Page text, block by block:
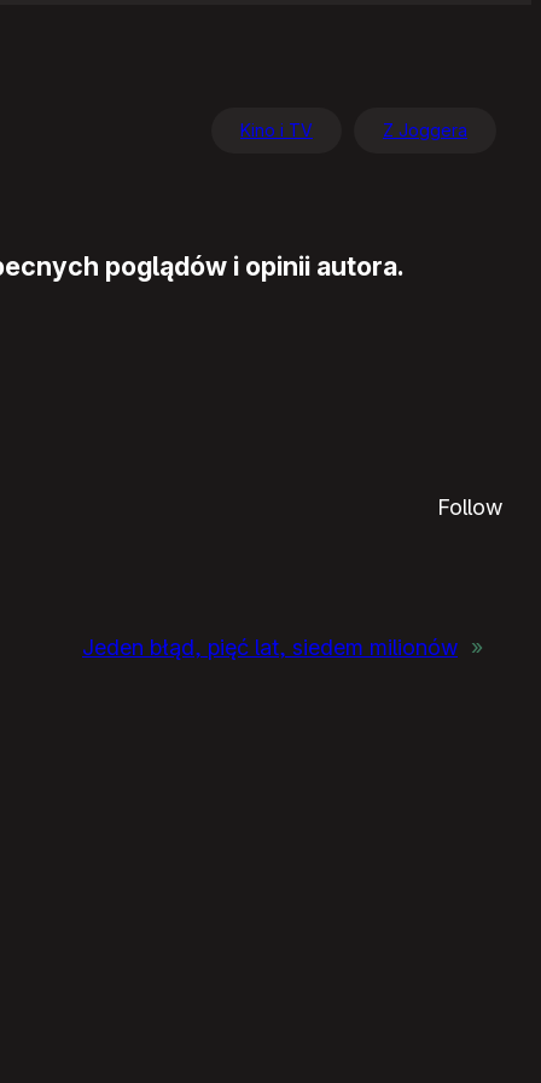
Kino i TV Z Joggera
poglądów i opinii autora.
Follow
Jeden błąd, pięć lat, siedem milionów »